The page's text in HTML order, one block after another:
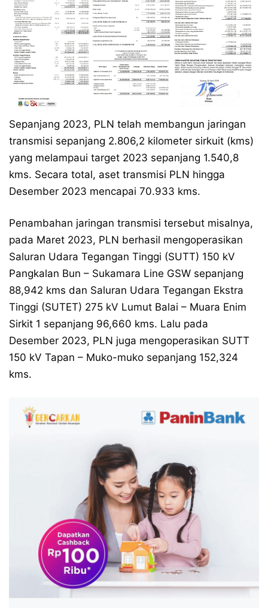
Sepanjang 2023, PLN telah membangun jaringan
transmisi sepanjang 2.806,2 kilometer sirkuit (kms)
yang melampaui target 2023 sepanjang 1.540,8
kms. Secara total, aset transmisi PLN hingga
Desember 2023 mencapai 70.933 kms.
Penambahan jaringan transmisi tersebut misalnya,
pada Maret 2023, PLN berhasil mengoperasikan
Saluran Udara Tegangan Tinggi (SUTT) 150 kV
Pangkalan Bun – Sukamara Line GSW sepanjang
88,942 kms dan Saluran Udara Tegangan Ekstra
Tinggi (SUTET) 275 kV Lumut Balai – Muara Enim
Sirkit 1 sepanjang 96,660 kms. Lalu pada
Desember 2023, PLN juga mengoperasikan SUTT
150 kV Tapan – Muko-muko sepanjang 152,324
kms.